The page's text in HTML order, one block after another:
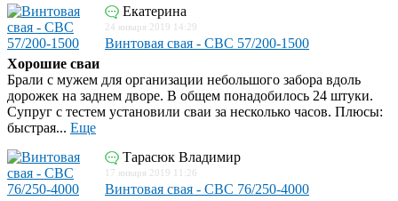
Екатерина
24 января 2019 14:29
Винтовая свая - СВС 57/200-1500
Хорошие сваи
Брали с мужем для организации небольшого забора вдоль
дорожек на заднем дворе. В общем понадобилось 24 штуки.
Супруг с тестем установили сваи за несколько часов. Плюсы:
быстрая... Еще
Тарасюк Владимир
17 января 2019 11:26
Винтовая свая - СВС 76/250-4000